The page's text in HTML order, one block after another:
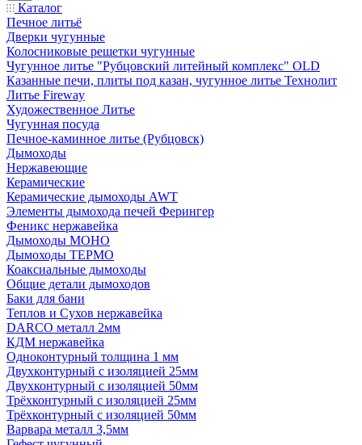
Каталог
Печное литьё
Дверки чугунные
Колосниковые решетки чугунные
Чугунное литье "Рубцовский литейный комплекс" OLD
Казанные печи, плиты под казан, чугунное литье Технолит
Литье Fireway
Художественное Литье
Чугунная посуда
Печное-каминное литье (Рубцовск)
Дымоходы
Нержавеющие
Керамические
Керамические дымоходы AWT
Элементы дымохода печей Ферингер
Феникс нержавейка
Дымоходы МОНО
Дымоходы ТЕРМО
Коаксиальные дымоходы
Общие детали дымоходов
Баки для бани
Теплов и Сухов нержавейка
DARCO металл 2мм
КДМ нержавейка
Одноконтурный толщина 1 мм
Двухконтурный с изоляцией 25мм
Двухконтурный с изоляцией 50мм
Трёхконтурный с изоляцией 25мм
Трёхконтурный с изоляцией 50мм
Варвара металл 3,5мм